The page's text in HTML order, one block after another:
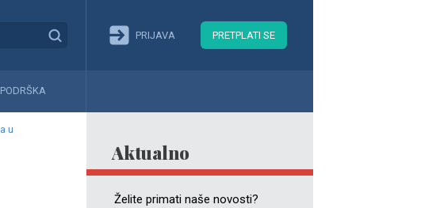
PRIJAVA PRETPLATI SE
Aktualno
Želite primati naše novosti?
u